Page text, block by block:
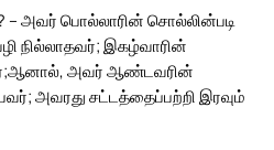
– அவர் பொல்லாரின் சொல்லின்படி
நில்லாதவர்; இகழ்வாரின்
ஆனால், அவர் ஆண்டவரின்
அவரது சட்டத்தைப்பற்றி இரவும்